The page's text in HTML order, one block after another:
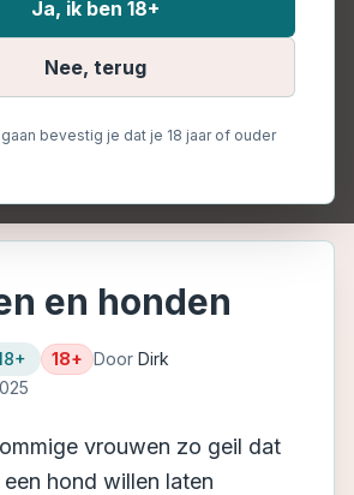
Ja, ik ben 18+
Nee, terug
bevestig je dat je 18 jaar of ouder
en honden
18+ Door Dirk
vrouwen zo geil dat
hond willen laten